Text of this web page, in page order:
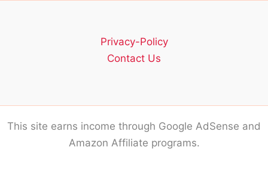
Privacy-Policy
Contact Us
This site earns income through Google AdSense and
Amazon Affiliate programs.